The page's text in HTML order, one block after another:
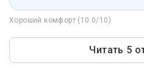
Хороший комфорт (10.0/10)
Читать 5